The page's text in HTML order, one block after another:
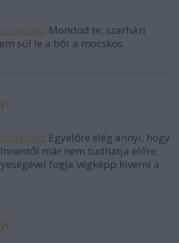
: Mondod te, szarházi
sül le a bőr a mocskos
: Egyelőre elég annyi, hogy
már nem tudhatja előre,
fogja végképp kiverni a